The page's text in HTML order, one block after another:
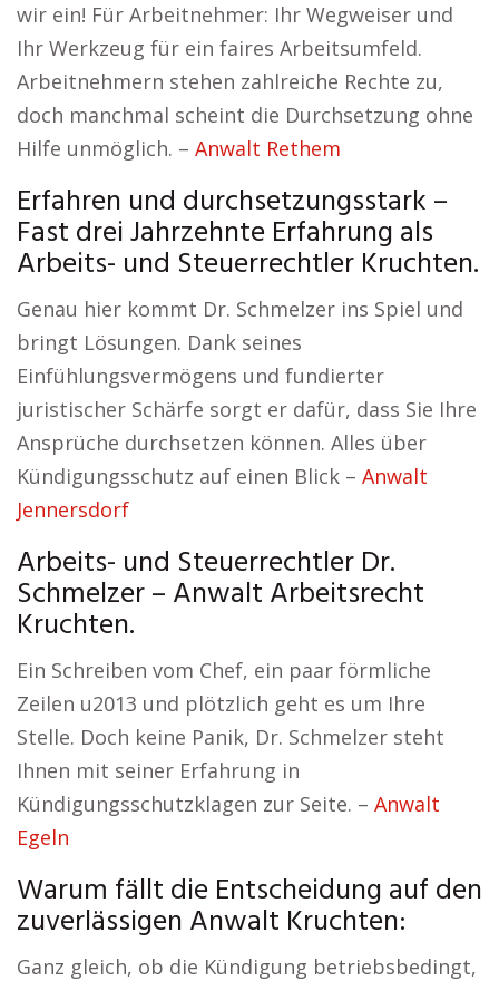
wir ein! Für Arbeitnehmer: Ihr Wegweiser und
Ihr Werkzeug für ein faires Arbeitsumfeld.
Arbeitnehmern stehen zahlreiche Rechte zu,
doch manchmal scheint die Durchsetzung ohne
Hilfe unmöglich. – Anwalt Rethem
Erfahren und durchsetzungsstark –
Fast drei Jahrzehnte Erfahrung als
Arbeits- und Steuerrechtler Kruchten.
Genau hier kommt Dr. Schmelzer ins Spiel und
bringt Lösungen. Dank seines
Einfühlungsvermögens und fundierter
juristischer Schärfe sorgt er dafür, dass Sie Ihre
Ansprüche durchsetzen können. Alles über
Kündigungsschutz auf einen Blick – Anwalt
Jennersdorf
Arbeits- und Steuerrechtler Dr.
Schmelzer – Anwalt Arbeitsrecht
Kruchten.
Ein Schreiben vom Chef, ein paar förmliche
Zeilen u2013 und plötzlich geht es um Ihre
Stelle. Doch keine Panik, Dr. Schmelzer steht
Ihnen mit seiner Erfahrung in
Kündigungsschutzklagen zur Seite. – Anwalt
Egeln
Warum fällt die Entscheidung auf den
zuverlässigen Anwalt Kruchten:
Ganz gleich, ob die Kündigung betriebsbedingt,